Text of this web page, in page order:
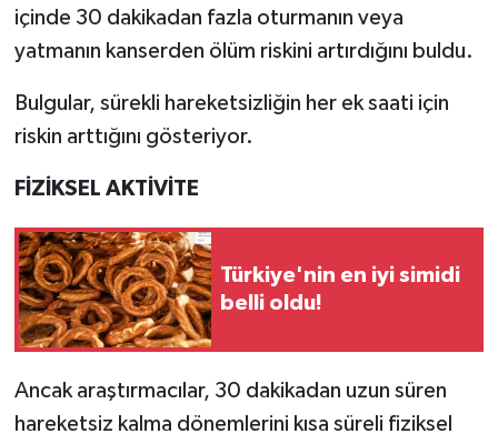
içinde 30 dakikadan fazla oturmanın veya
yatmanın kanserden ölüm riskini artırdığını buldu.
Bulgular, sürekli hareketsizliğin her ek saati için
riskin arttığını gösteriyor.
FİZİKSEL AKTİVİTE
Türkiye'nin en iyi simidi
belli oldu!
Ancak araştırmacılar, 30 dakikadan uzun süren
hareketsiz kalma dönemlerini kısa süreli fiziksel